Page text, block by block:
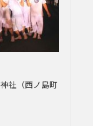
社（西ノ島町